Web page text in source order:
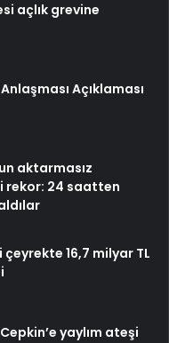
açlık grevine
Açıklaması
aktarmasız
rekor: 24 saatten
çeyrekte 16,7 milyar TL
yaylım ateşi